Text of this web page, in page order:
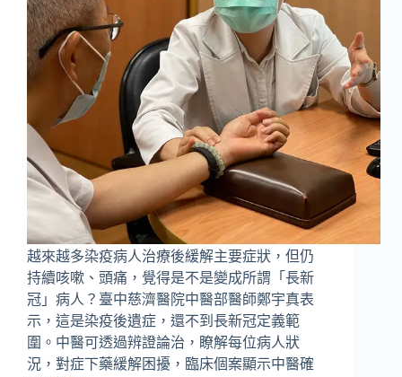
越來越多染疫病人治療後緩解主要症狀，但仍
持續咳嗽、頭痛，覺得是不是變成所謂「長新
冠」病人？臺中慈濟醫院中醫部醫師鄭宇真表
示，這是染疫後遺症，還不到長新冠定義範
圍。中醫可透過辨證論治，瞭解每位病人狀
況，對症下藥緩解困擾，臨床個案顯示中醫確